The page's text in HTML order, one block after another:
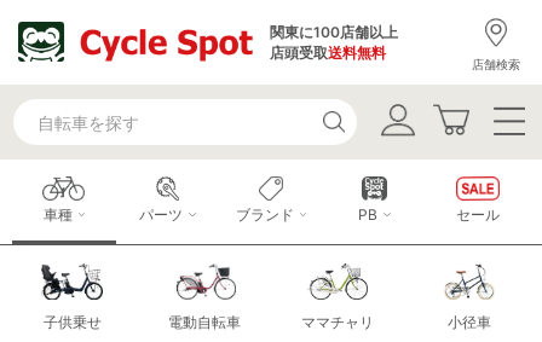
関東に100店舗以上
店頭受取送料無料
店舗検索
車種
子供乗せ 電動自転車 ママチャリ 小径車
パーツ ブランド PB セール